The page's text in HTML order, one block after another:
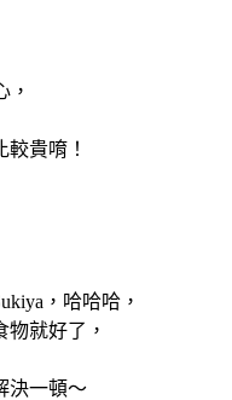
，
貴唷！
，哈哈哈，
就好了，
決一頓～